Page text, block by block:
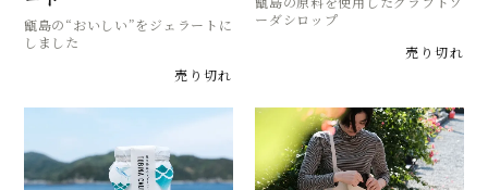
甑島の“おいしい”をジェラートに
しました
売り切れ
ーダシロップ
売り切れ